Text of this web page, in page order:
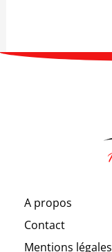
A propos
Contact
Mentions légales